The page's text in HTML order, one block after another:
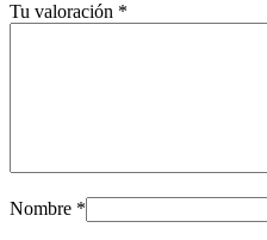
Tu valoración *
Nombre *